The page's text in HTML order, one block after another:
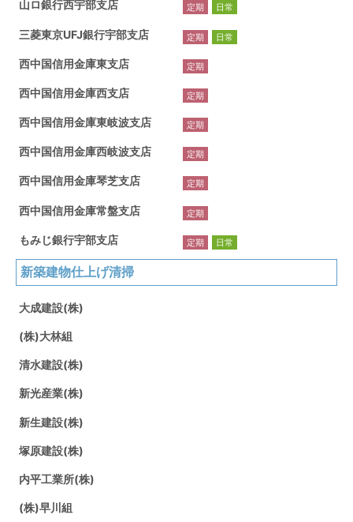
山ロ銀行西宇部支店 定期 日常
三菱東京UFJ銀行宇部支店 定期 日常
西中国信用金庫東支店 定期
西中国信用金庫西支店 定期
西中国信用金庫東岐波支店 定期
西中国信用金庫西岐波支店 定期
西中国信用金庫琴芝支店 定期
西中国信用金庫常盤支店 定期
もみじ銀行宇部支店 定期 日常
新築建物仕上げ清掃
大成建設(株)
(株)大林組
清水建設(株)
新光産業(株)
新生建設(株)
塚原建設(株)
内平工業所(株)
(株)早川組